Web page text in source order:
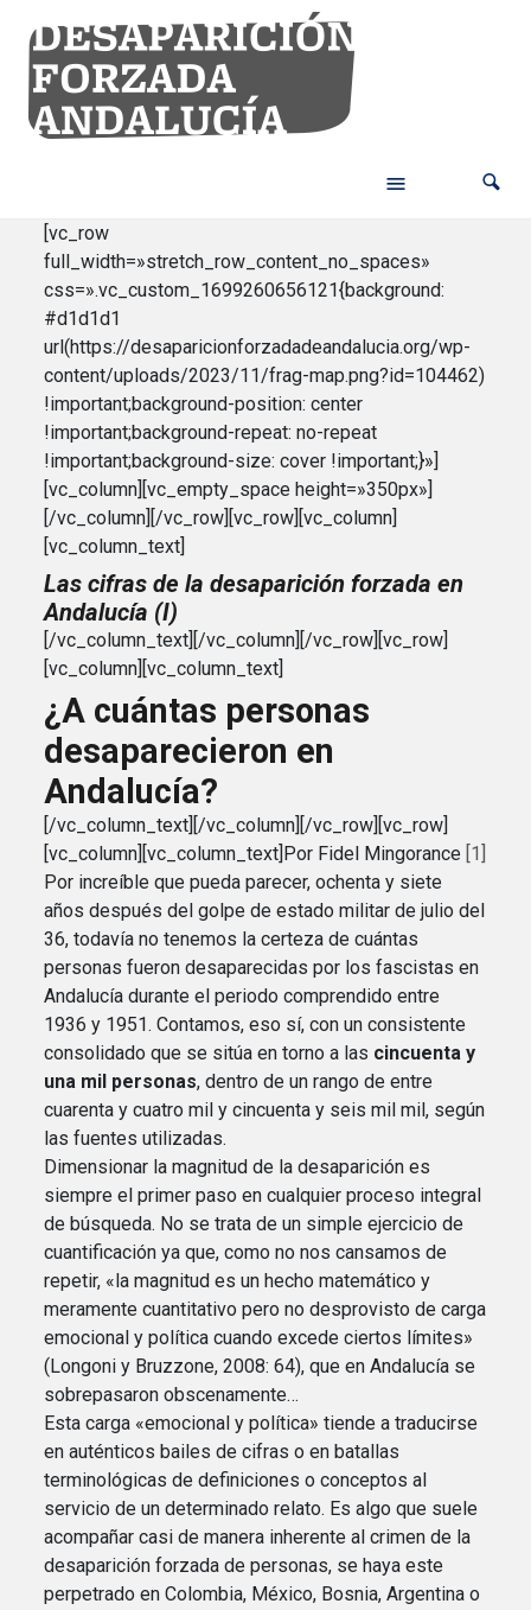
[vc_row
full_width=»stretch_row_content_no_spaces»
css=».vc_custom_1699260656121{background:
#d1d1d1
url(https://desaparicionforzadadeandalucia.org/wp-
content/uploads/2023/11/frag-map.png?id=104462)
!important;background-position: center
!important;background-repeat: no-repeat
!important;background-size: cover !important;}»]
[vc_column][vc_empty_space height=»350px»]
[/vc_column][/vc_row][vc_row][vc_column]
[vc_column_text]
Las cifras de la desaparición forzada en
Andalucía (I)
[/vc_column_text][/vc_column][/vc_row][vc_row]
[vc_column][vc_column_text]
¿A cuántas personas
desaparecieron en
Andalucía?
[/vc_column_text][/vc_column][/vc_row][vc_row]
[vc_column][vc_column_text]Por Fidel Mingorance [1]
Por increíble que pueda parecer, ochenta y siete
años después del golpe de estado militar de julio del
36, todavía no tenemos la certeza de cuántas
personas fueron desaparecidas por los fascistas en
Andalucía durante el periodo comprendido entre
1936 y 1951. Contamos, eso sí, con un consistente
consolidado que se sitúa en torno a las cincuenta y
una mil personas, dentro de un rango de entre
cuarenta y cuatro mil y cincuenta y seis mil mil, según
las fuentes utilizadas.
Dimensionar la magnitud de la desaparición es
siempre el primer paso en cualquier proceso integral
de búsqueda. No se trata de un simple ejercicio de
cuantificación ya que, como no nos cansamos de
repetir, «la magnitud es un hecho matemático y
meramente cuantitativo pero no desprovisto de carga
emocional y política cuando excede ciertos límites»
(Longoni y Bruzzone, 2008: 64), que en Andalucía se
sobrepasaron obscenamente…
Esta carga «emocional y política» tiende a traducirse
en auténticos bailes de cifras o en batallas
terminológicas de definiciones o conceptos al
servicio de un determinado relato. Es algo que suele
acompañar casi de manera inherente al crimen de la
desaparición forzada de personas, se haya este
perpetrado en Colombia, México, Bosnia, Argentina o